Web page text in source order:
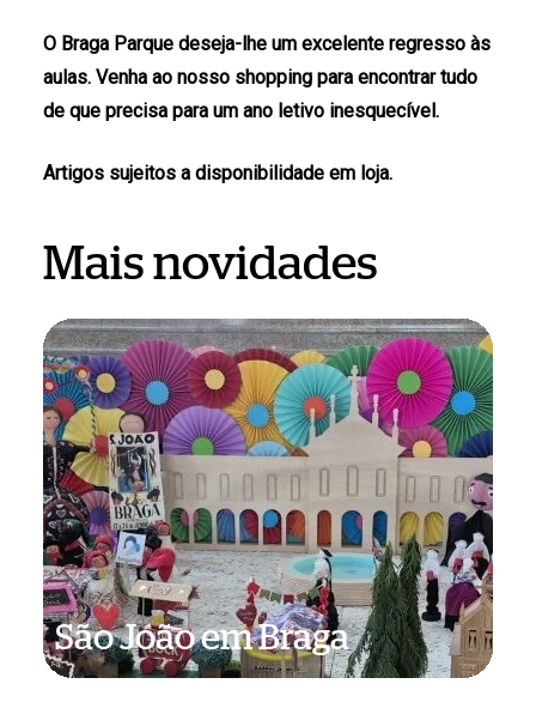
O Braga Parque deseja-lhe um excelente regresso às
aulas. Venha ao nosso shopping para encontrar tudo
de que precisa para um ano letivo inesquecível.
Artigos sujeitos a disponibilidade em loja.
Mais novidades
São
João
em
Braga
São João em Braga